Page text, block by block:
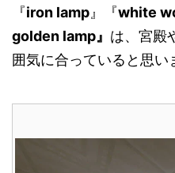
『iron lamp』『white
golden lamp』 は、宮殿
囲気に合っていると思い